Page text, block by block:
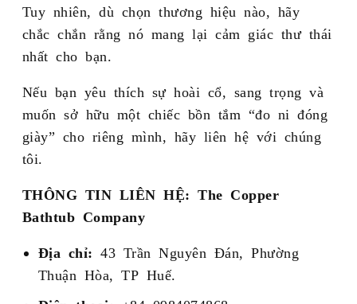
Tuy nhiên, dù chọn thương hiệu nào, hãy
chắc chắn rằng nó mang lại cảm giác thư thái
nhất cho bạn.
Nếu bạn yêu thích sự hoài cổ, sang trọng và
muốn sở hữu một chiếc bồn tắm “đo ni đóng
giày” cho riêng mình, hãy liên hệ với chúng
tôi.
THÔNG TIN LIÊN HỆ:
The Copper
Bathtub Company
Địa chỉ: 43 Trần Nguyên Đán, Phường
Thuận Hòa, TP Huế.